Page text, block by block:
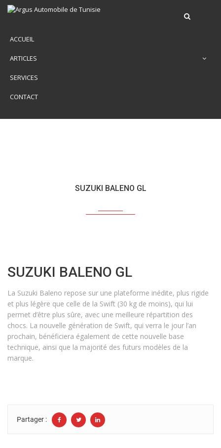
ACCUEIL
ARTICLES
SERVICES
CONTACT
SUZUKI BALENO GL
SUZUKI BALENO GL
La Suzuki Baleno repose sur une plateforme inédite, plus rigide
et plus légère que celle de la Swift (30 kg de moins), qui lui
permet d’être plus sûre, avec une meilleure répartition des
chocs. La nouvelle génération de Swift, qui verra le jour l’an
prochain, bénéficiera également de cette nouvelle base
technique, ainsi que la majorité des futurs modèles de la
marque.
Partager :